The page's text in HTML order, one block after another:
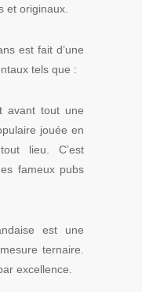
et originaux.
est fait d’une
tels que :
avant tout une
jouée en
lieu. C’est
fameux pubs
est une
ternaire.
excellence.